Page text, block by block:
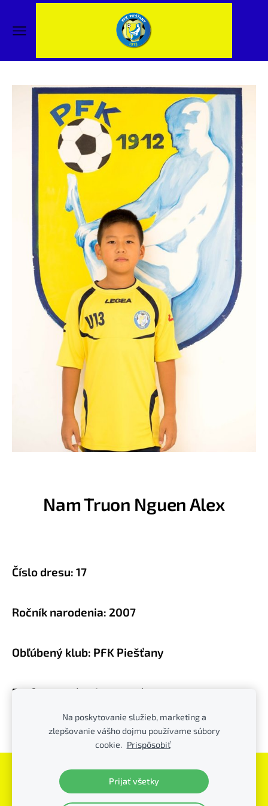
Nam Truon Nguen Alex
Číslo dresu: 17
Ročník narodenia: 2007
Obľúbený klub: PFK Piešťany
P referovaná noha: pravá
Obľúbená pozícia: útočník
Súbory cookie
Na poskytovanie služieb, marketing a
zlepšovanie vášho dojmu používame súbory
cookie. Prispôsobiť
Prijať všetky